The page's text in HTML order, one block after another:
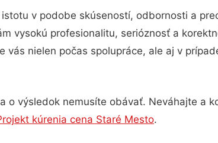
v podobe skúseností, odbornosti a
vysokú profesionalitu, serióznosť a
nielen počas spolupráce, ale aj v
o výsledok nemusíte obávať. Neváhajte a
kúrenia cena Staré Mesto.